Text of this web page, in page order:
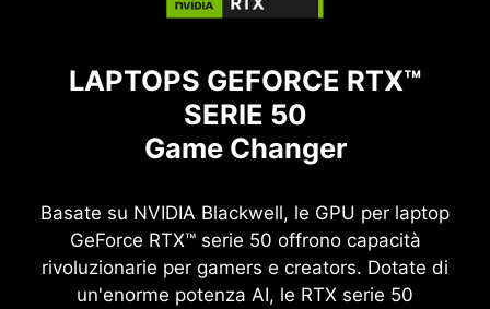
LAPTOPS GEFORCE RTX™
SERIE 50
Game Changer
Basate su NVIDIA Blackwell, le GPU per laptop
GeForce RTX™ serie 50 offrono capacità
rivoluzionarie per gamers e creators. Dotate di
un'enorme potenza AI, le RTX serie 50